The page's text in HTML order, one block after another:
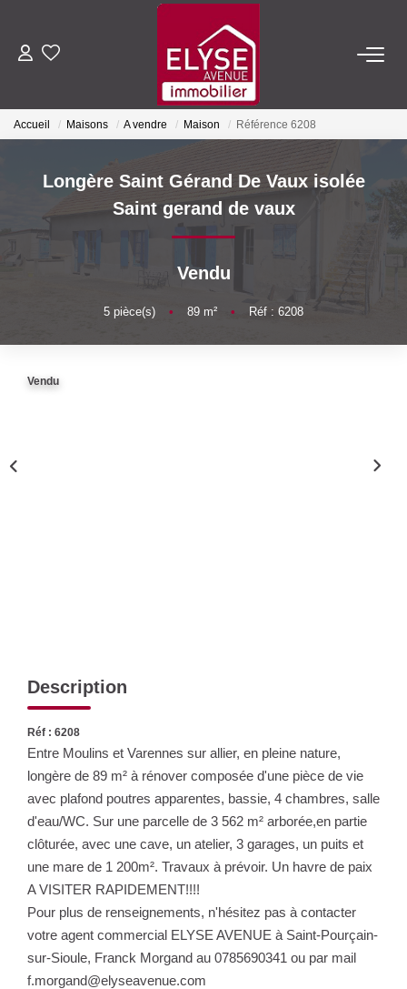
ACHETER
ESTIMER
NOTRE AGENCE
Accueil Maisons A vendre Maison Référence 6208
Longère Saint Gérand De Vaux isolée
Saint gerand de vaux
Vendu
5 pièce(s) • 89 m² • Réf : 6208
Vendu
Description
Réf : 6208
Entre Moulins et Varennes sur allier, en pleine nature,
longère de 89 m² à rénover composée d'une pièce de vie
avec plafond poutres apparentes, bassie, 4 chambres, salle
d'eau/WC. Sur une parcelle de 3 562 m² arborée,en partie
clôturée, avec une cave, un atelier, 3 garages, un puits et
une mare de 1 200m². Travaux à prévoir. Un havre de paix
A VISITER RAPIDEMENT!!!!
Pour plus de renseignements, n'hésitez pas à contacter
votre agent commercial ELYSE AVENUE à Saint-Pourçain-
sur-Sioule, Franck Morgand au 0785690341 ou par mail
f.morgand@elyseavenue.com